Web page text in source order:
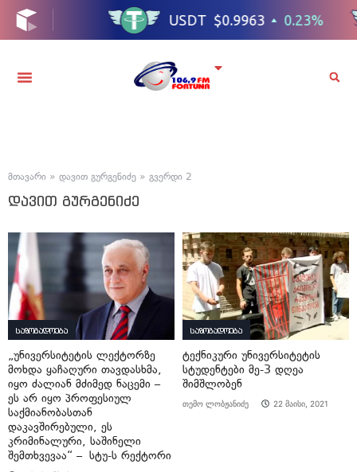
მთავარი » დავით გურგენიძე » გვერდი 2
დავით გურგენიძე
საზოგადოება
„უნივერსიტეტის ლექტორზე
მოხდა ყაჩაღური თავდასხმა,
იყო ძალიან მძიმედ ნაცემი –
ეს არ იყო პროფესიულ
საქმიანობასთან
დაკავშირებული, ეს
კრიმინალური, საშინელი
შემთხვევაა“ – სტუ-ს რექტორი
საზოგადოება
ტექნიკური უნივერსიტეტის
სტუდენტები მე-3 დღეა
შიმშლობენ
თემო ლობჟანიძე 22 მაისი, 2021